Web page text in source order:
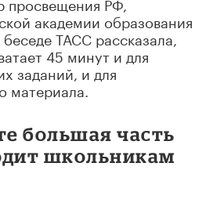
академии образования
ТАСС рассказала,
45 минут и для
заданий, и для
материала.
большая часть
школьникам